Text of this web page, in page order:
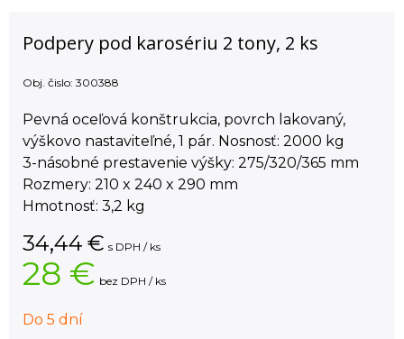
Podpery pod karosériu 2 tony, 2 ks
Obj. čislo: 300388
Pevná oceľová konštrukcia, povrch lakovaný,
výškovo nastaviteľné, 1 pár. Nosnosť: 2000 kg
3-násobné prestavenie výšky: 275/320/365 mm
Rozmery: 210 x 240 x 290 mm
Hmotnosť: 3,2 kg
34,44 € s DPH / ks
28 € bez DPH / ks
Do 5 dní